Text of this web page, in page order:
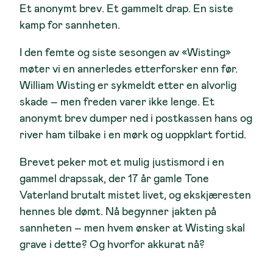
Et anonymt brev. Et gammelt drap. En siste
kamp for sannheten.
I den femte og siste sesongen av «Wisting»
møter vi en annerledes etterforsker enn før.
William Wisting er sykmeldt etter en alvorlig
skade – men freden varer ikke lenge. Et
anonymt brev dumper ned i postkassen hans og
river ham tilbake i en mørk og uoppklart fortid.
Brevet peker mot et mulig justismord i en
gammel drapssak, der 17 år gamle Tone
Vaterland brutalt mistet livet, og ekskjæresten
hennes ble dømt. Nå begynner jakten på
sannheten – men hvem ønsker at Wisting skal
grave i dette? Og hvorfor akkurat nå?